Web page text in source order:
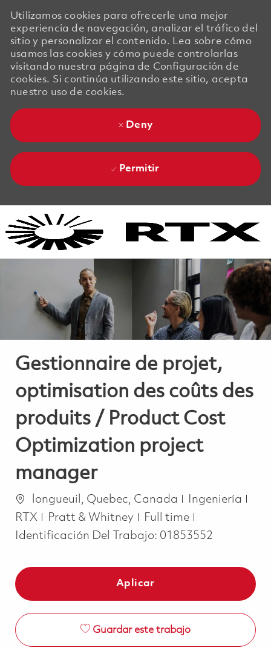
Utilizamos cookies para ofrecerle una mejor
experiencia de navegación, analizar el tráfico del
sitio y personalizar el contenido. Lea sobre cómo
usamos las cookies y cómo puede controlarlas
visitando nuestra página de Configuración de
cookies. Si continúa utilizando este sitio, acepta
nuestro uso de cookies.
Deny
Permitir
Gestionnaire de projet,
optimisation des coûts des
produits / Product Cost
Optimization project
manager
Ubicación
longueuil, Quebec, Canada Categoría
Ingeniería
RTX
Pratt & Whitney Job Type
Full time
Identificación Del Trabajo: 01853552
Aplicar
Guardar este trabajo